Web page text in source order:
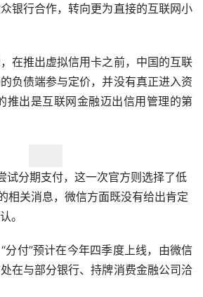
银行合作，转向更为直接的互联网小
在推出虚拟信用卡之前，中国的互联
负债端参与定价，并没有真正进入资
推出是互联网金融迈出信用管理的第
试分期支付，这一次官方则选择了低
相关消息，微信方面既没有给出肯定
。
分付”预计在今年四季度上线，由微信
在与部分银行、持牌消费金融公司洽